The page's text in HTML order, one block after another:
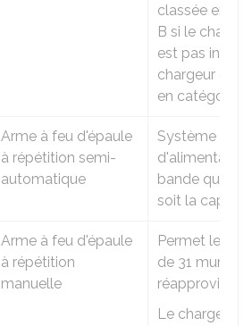
classée en
B si le
est pas
chargeur est
en catégorie
Arme à feu d'épaule
à répétition semi-
automatique
Système
bande quelle
soit la
Arme à feu d'épaule
à répétition
manuelle
Permet le tir
de 31
Le chargeur a